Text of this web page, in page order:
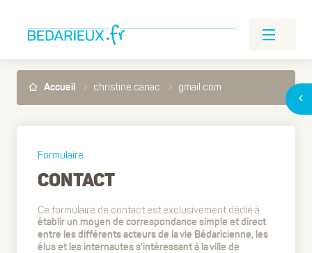
Accueil christine.canac gmail.com
Formulaire
CONTACT
Ce formulaire de contact est exclusivement dédié à
établir un moyen de correspondance simple et direct
entre les différents acteurs de la vie Bédaricienne, les
élus et les internautes s'intéressant à la ville de